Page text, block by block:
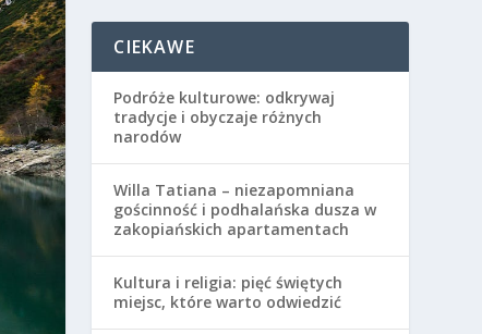
CIEKAWE
Podróże kulturowe: odkrywaj
tradycje i obyczaje różnych
narodów
Willa Tatiana – niezapomniana
gościnność i podhalańska dusza w
zakopiańskich apartamentach
Kultura i religia: pięć świętych
miejsc, które warto odwiedzić